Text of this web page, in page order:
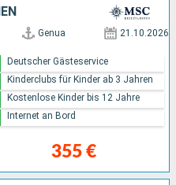
Genua 21.10.2026
355 €
Deutscher Gästeservice
Kinderclubs für Kinder ab 3 Jahren
Kostenlose Kinder bis 12 Jahre
Internet an Bord